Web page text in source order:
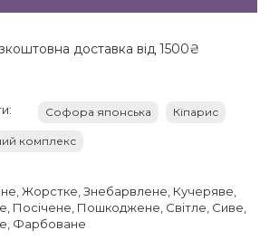
доставка від 1500₴
Софора японська Кіпарис
комплекс
Жорстке, Знебарвлене, Кучеряве,
Посічене, Пошкоджене, Світле, Сиве,
Фарбоване